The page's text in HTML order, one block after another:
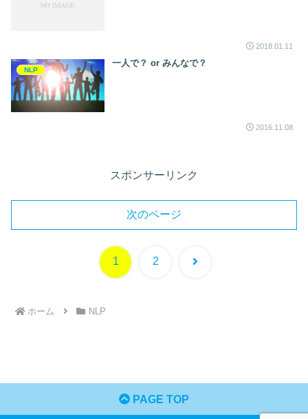
2018.01.11
NLP
一人で？ or みんなで？
2016.11.08
スポンサーリンク
次のページ
1 2 次
ホーム NLP
PAGE TOP